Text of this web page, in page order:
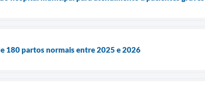
180 partos normais entre 2025 e 2026